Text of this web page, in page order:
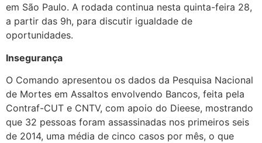
em São Paulo. A rodada continua nesta quinta-feira 28,
a partir das 9h, para discutir igualdade de
oportunidades.
Insegurança
O Comando apresentou os dados da Pesquisa Nacional
de Mortes em Assaltos envolvendo Bancos, feita pela
Contraf-CUT e CNTV, com apoio do Dieese, mostrando
que 32 pessoas foram assassinadas nos primeiros seis
de 2014, uma média de cinco casos por mês, o que